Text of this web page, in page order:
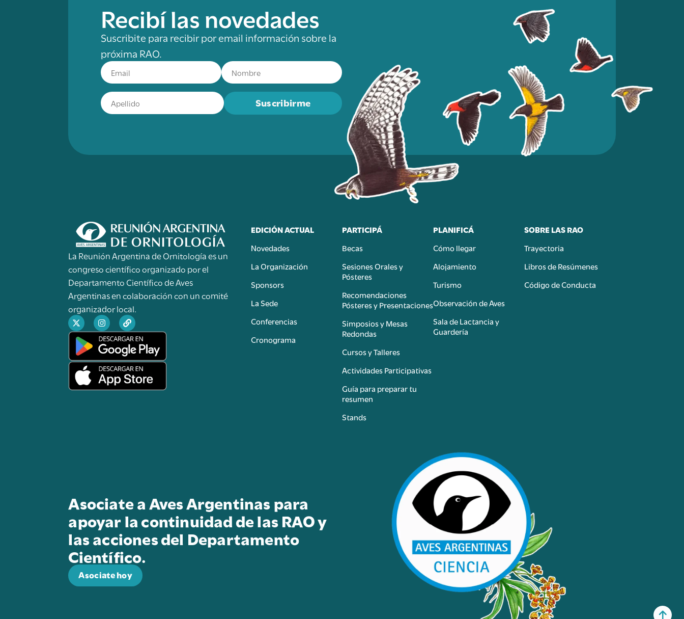
Recibí las novedades
Suscribite para recibir por email información sobre la
próxima RAO.
Suscribirme
La Reunión Argentina de Ornitología es un
congreso científico organizado por el
Departamento Científico de Aves
Argentinas en colaboración con un comité
organizador local.
EDICIÓN ACTUAL
Novedades
La Organización
Sponsors
La Sede
Conferencias
Cronograma
PARTICIPÁ
Becas
Sesiones Orales y
Pósteres
Recomendaciones
Pósteres y Presentaciones
Simposios y Mesas
Redondas
Cursos y Talleres
Actividades Participativas
Guía para preparar tu
resumen
Stands
PLANIFICÁ
Cómo llegar
Alojamiento
Turismo
Observación de Aves
Sala de Lactancia y
Guardería
SOBRE LAS RAO
Trayectoria
Libros de Resúmenes
Código de Conducta
Asociate a Aves Argentinas para
apoyar la continuidad de las RAO y
las acciones del Departamento
Científico.
Asociate hoy